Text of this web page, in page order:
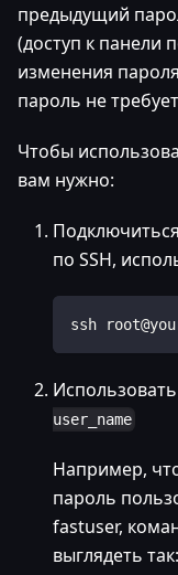
предыдущий
(доступ к панели
изменения
пароль не
Чтобы
вам нужно:
по SSH,
ssh
user_name
Например,
пароль
fastuser,
выглядеть так: